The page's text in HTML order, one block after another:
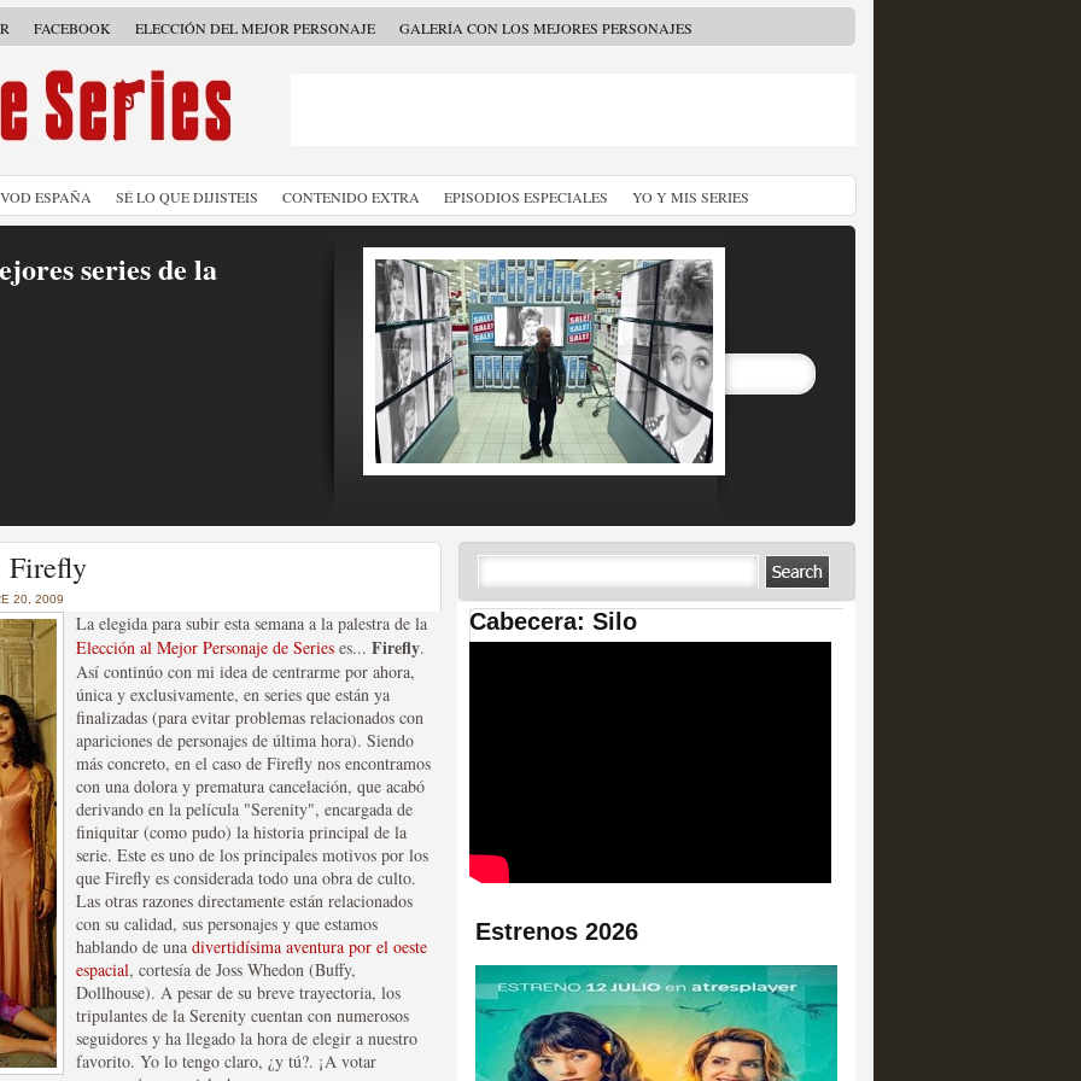
FACEBOOK ELECCIÓN DEL MEJOR PERSONAJE GALERÍA CON LOS MEJORES PERSONAJES
ESPAÑA SÉ LO QUE DIJISTEIS CONTENIDO EXTRA EPISODIOS ESPECIALES YO Y MIS SERIES
series de la
temporadas de Game
mejores tráilers
de la ficción
Firefly
20, 2009
La elegida para subir esta semana a la palestra de la
Elección al Mejor Personaje de Series es... Firefly.
Así continúo con mi idea de centrarme por ahora,
única y exclusivamente, en series que están ya
finalizadas (para evitar problemas relacionados con
apariciones de personajes de última hora). Siendo
más concreto, en el caso de Firefly nos encontramos
con una dolora y prematura cancelación, que acabó
derivando en la película "Serenity", encargada de
finiquitar (como pudo) la historia principal de la
serie. Este es uno de los principales motivos por los
que Firefly es considerada todo una obra de culto.
Las otras razones directamente están relacionados
con su calidad, sus personajes y que estamos
hablando de una divertidísima aventura por el oeste
espacial, cortesía de Joss Whedon (Buffy,
Dollhouse). A pesar de su breve trayectoria, los
tripulantes de la Serenity cuentan con numerosos
seguidores y ha llegado la hora de elegir a nuestro
favorito. Yo lo tengo claro, ¿y tú?. ¡A votar
Cabecera: Silo
Estrenos 2026